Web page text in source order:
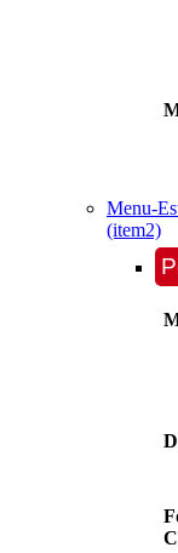
Menu-
(item2)